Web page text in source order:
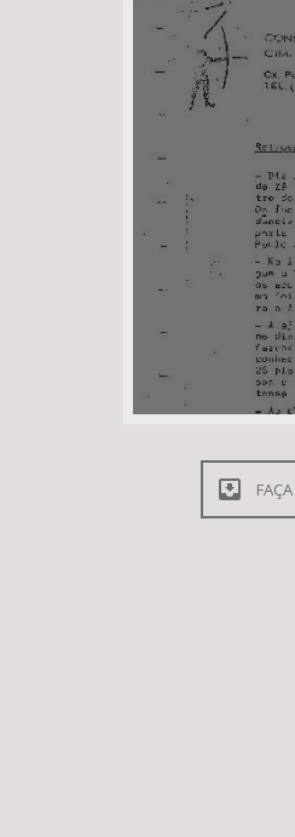
Área de Levantamento